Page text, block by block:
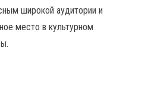
широкой аудитории и
место в культурном